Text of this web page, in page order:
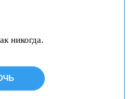
никогда.